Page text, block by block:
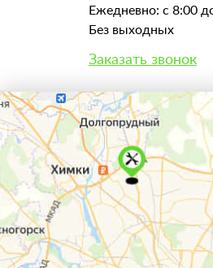
Ежедневно: с 8:00
Без выходных
Заказать звонок